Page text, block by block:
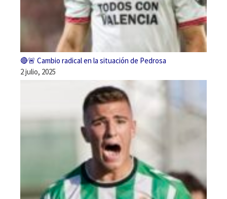
🔴🚨 Cambio radical en la situación de Pedrosa
2 julio, 2025